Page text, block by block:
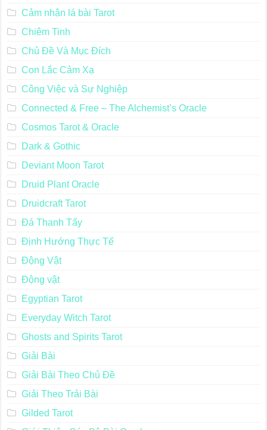
Cảm nhận lá bài Tarot
Chiêm Tinh
Chủ Đề Và Mục Đích
Con Lắc Cảm Xạ
Công Việc và Sự Nghiệp
Connected & Free – The Alchemist’s Oracle
Cosmos Tarot & Oracle
Dark & Gothic
Deviant Moon Tarot
Druid Plant Oracle
Druidcraft Tarot
Đá Thanh Tẩy
Định Hướng Thực Tế
Động Vật
Động vật
Egyptian Tarot
Everyday Witch Tarot
Ghosts and Spirits Tarot
Giải Bài
Giải Bài Theo Chủ Đề
Giải Theo Trải Bài
Gilded Tarot